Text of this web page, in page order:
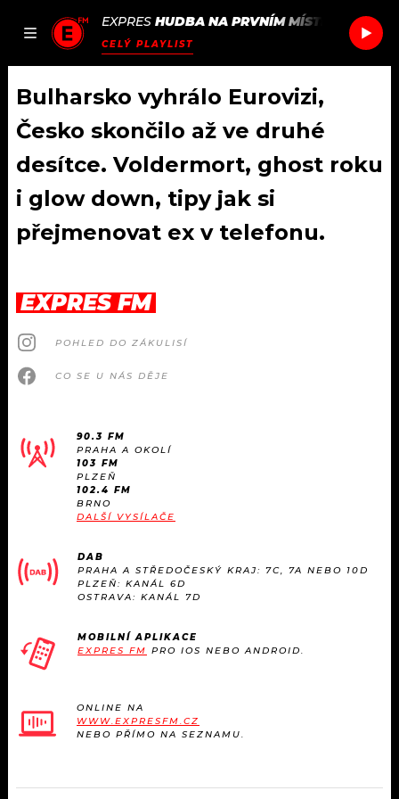
JAK
SEZNAM.CZ
EXPRES HUDBA NA PRVNÍM MÍSTĚ
CELÝ PLAYLIST
DOMŮ
ČLÁNKY
AKTUÁLNĚ
#NEBUDUDOMA
KVÍZY
KULTURA
OSTATNÍ
PODCASTY
RÁDIO
APLIKACE
PLAYLIST
JAK NALADIT
SOUTĚŽE
Bulharsko vyhrálo Eurovizi,
Česko skončilo až ve druhé
desítce. Voldermort, ghost roku
i glow down, tipy jak si
přejmenovat ex v telefonu.
EXPRES FM
POHLED DO ZÁKULISÍ
CO SE U NÁS DĚJE
90.3 FM
PRAHA A OKOLÍ
103 FM
PLZEŇ
102.4 FM
BRNO
DALŠÍ VYSÍLAČE
DAB
PRAHA A STŘEDOČESKÝ KRAJ: 7C, 7A NEBO 10D
PLZEŇ: KANÁL 6D
OSTRAVA: KANÁL 7D
MOBILNÍ APLIKACE
EXPRES FM PRO IOS NEBO ANDROID.
ONLINE NA
WWW.EXPRESFM.CZ
NEBO PŘÍMO NA SEZNAMU.